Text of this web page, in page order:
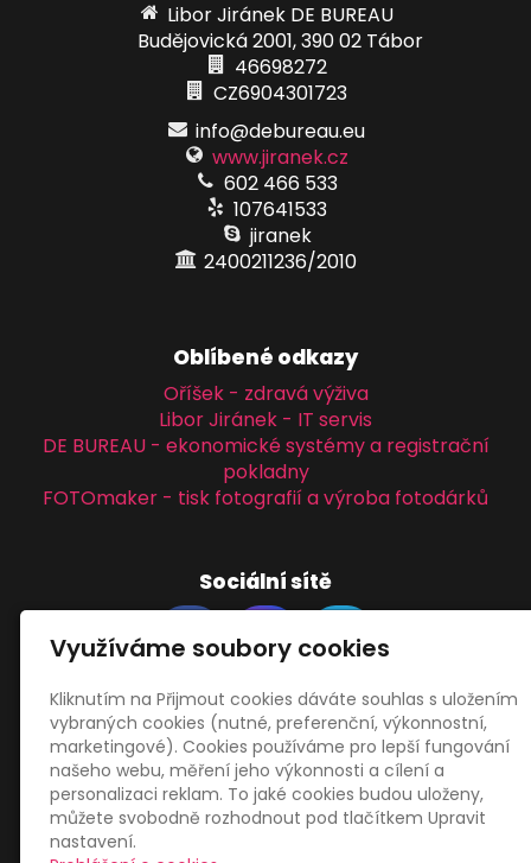
Libor Jiránek DE BUREAU
Budějovická 2001, 390 02 Tábor
46698272
CZ6904301723
info@debureau.eu
www.jiranek.cz
602 466 533
107641533
jiranek
2400211236/2010
Oblíbené odkazy
Oříšek - zdravá výživa
Libor Jiránek - IT servis
DE BUREAU - ekonomické systémy a registrační
pokladny
FOTOmaker - tisk fotografií a výroba fotodárků
Sociální sítě
Zákaznický servis
Obchodní podmínky
Zásady zpracování osobních údajů
Využíváme soubory cookies
Kliknutím na Přijmout cookies dáváte souhlas s uložením
vybraných cookies (nutné, preferenční, výkonnostní,
marketingové). Cookies používáme pro lepší fungování
našeho webu, měření jeho výkonnosti a cílení a
personalizaci reklam. To jaké cookies budou uloženy,
můžete svobodně rozhodnout pod tlačítkem Upravit
nastavení.